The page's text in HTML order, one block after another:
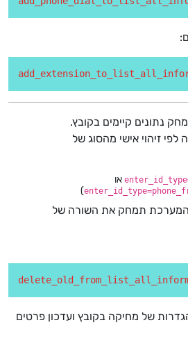
נתונים קיימים בקובץ.
זיהוי אישי מהסוג של
או
)
המערכת תמחק את השורה של
של מחיקה בקובץ ועדכון פרטים